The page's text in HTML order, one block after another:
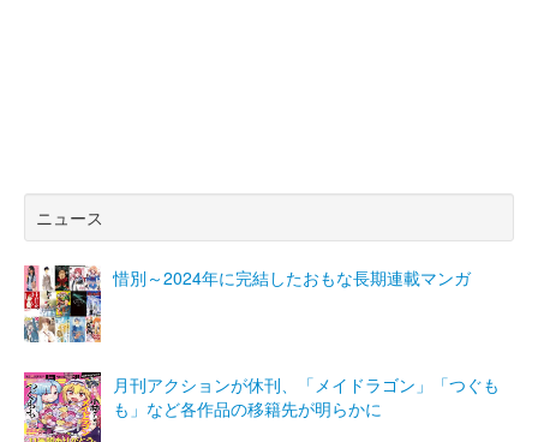
ニュース
惜別～2024年に完結したおもな長期連載マンガ
月刊アクションが休刊、「メイドラゴン」「つぐも
も」など各作品の移籍先が明らかに